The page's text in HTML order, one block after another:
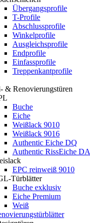
Übergangsprofile
T-Profile
Abschlussprofile
Winkelprofile
Ausgleichsprofile
Endprofile
Einfassprofile
Treppenkantprofile
& Renovierungstüren
Buche
Eiche
Weißlack 9010
Weißlack 9016
Authentic Eiche DQ
Authentic RissEiche DA
EPC reinweiß 9010
Türblätter
Buche exklusiv
Eiche Premium
Weiß